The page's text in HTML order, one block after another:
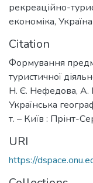
рекреаційно-
економіка, Україна
Citation
Формування
туристичної
Н. Є. Нефедова,
Українська
т. – Київ : Прінт-
URI
https://